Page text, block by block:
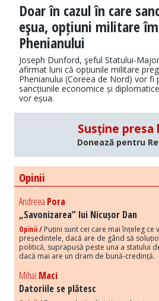
Doar în cazul în care
eşua, opțiuni militare
Phenianului
Joseph Dunford, şeful Statului-
afirmat luni că opțiunile militare
Phenianului (Coreea de Nord) vor fi
sancțiunile economice și
vor eșua.
Susține presa
Donează pentru
Opinii
Andreea Pora
„Savonizarea” lui Nicușor Dan
Opinii / Puțini sunt cei care mai înțeleg ce
președintele, dacă are de gând să
politică, suprapusă peste una a statului
dacă mai are un dram de bună-credință.
Mihai Maci
Datoriile se plătesc